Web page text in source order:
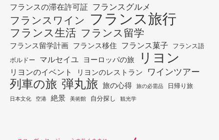
フランスの滞在許可証 フランスグルメ
フランスワイン フランス旅行
フランス生活 フランス留学
フランス留学計画 フランス移住 フランス菓子
フランス語
ボルドー
マルセイユ ヨーロッパの旅 リヨン
リヨンのイベント リヨンのレストラン ワインツアー
列車の旅 弾丸旅 旅の心得 旅の必需品 日帰り旅
日本文化 空港 絶景 美術館 自分探し 観光学